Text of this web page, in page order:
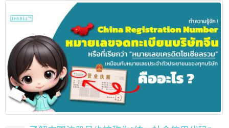
08 美国 10 大领先银行和其他 90 多家银行
美国是世界上最具影响力的金融机构的所在地。凭借其最大的经
体系和复杂的金融市场，美国银行已成为在推动国内和全球经济
发挥重要作用的全球参与者。在本文中，我们将带您了解美国顶级银行
些银行在塑造全球金融行业的方向上发挥着关键作用。read more